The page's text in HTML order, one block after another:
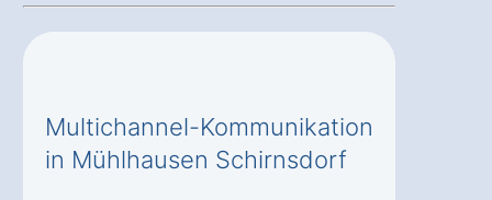
Multichannel-Kommunikation
in Mühlhausen Schirnsdorf